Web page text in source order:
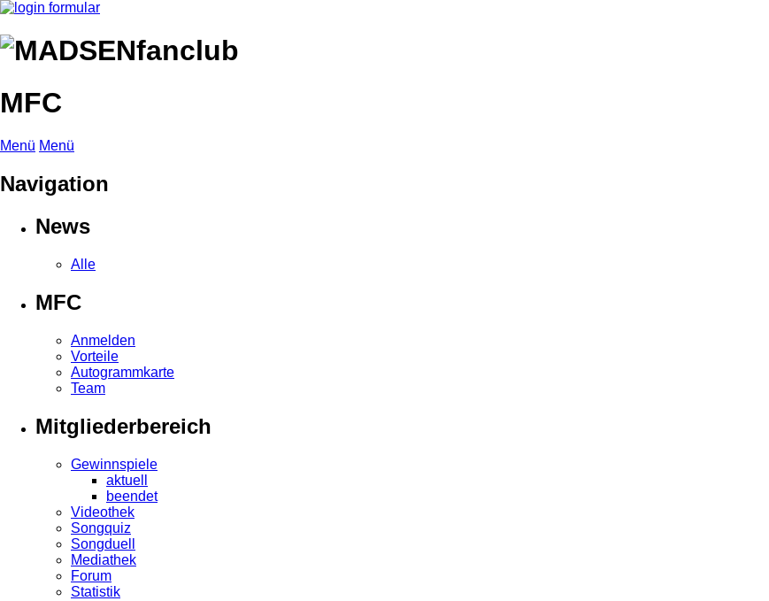
MFC
Menü Menü
Navigation
News
Alle
MFC
Anmelden
Vorteile
Autogrammkarte
Team
Mitgliederbereich
Gewinnspiele
aktuell
beendet
Videothek
Songquiz
Songduell
Mediathek
Forum
Statistik